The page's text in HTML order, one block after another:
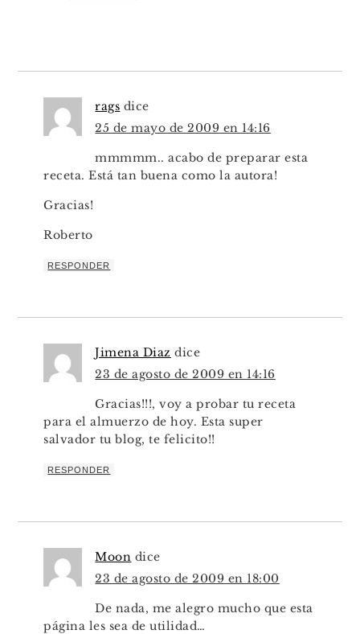
rags dice
25 de mayo de 2009 en 14:16
mmmmm.. acabo de preparar esta
receta. Está tan buena como la autora!
Gracias!
Roberto
RESPONDER
Jimena Diaz dice
23 de agosto de 2009 en 14:16
Gracias!!!, voy a probar tu receta
para el almuerzo de hoy. Esta super
salvador tu blog, te felicito!!
RESPONDER
Moon dice
23 de agosto de 2009 en 18:00
De nada, me alegro mucho que esta
página les sea de utilidad…